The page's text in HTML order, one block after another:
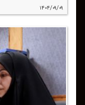
۱۴۰۴/۰۹/۰۹